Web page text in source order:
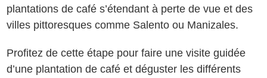
plantations de café s’étendant à perte de vue et des
villes pittoresques comme Salento ou Manizales.
Profitez de cette étape pour faire une visite guidée
d’une plantation de café et déguster les différents